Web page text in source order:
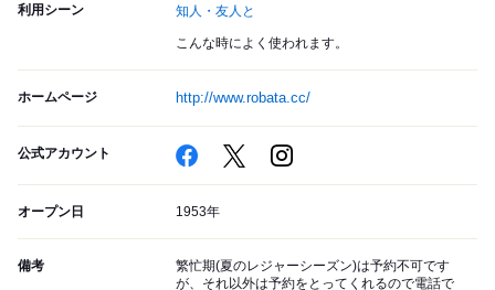
利用シーン 知人・友人と
こんな時によく使われます。
ホームページ http://www.robata.cc/
公式アカウント
オープン日 1953年
備考
繁忙期(夏のレジャーシーズン)は予約不可です
が、それ以外は予約をとってくれるので電話で